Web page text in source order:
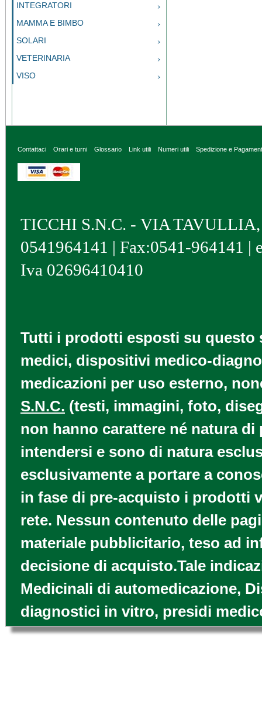
INTEGRATORI
MAMMA E BIMBO
SOLARI
VETERINARIA
VISO
Contattaci Orari e turni Glossario Link utili Numeri utili Spedizione e
TICCHI S.N.C. - VIA TAVULLIA,
0541964141 | Fax:0541-964141 |
Iva 02696410410
Tutti i prodotti esposti su questo
medici, dispositivi medico-
medicazioni per uso esterno,
S.N.C. (testi, immagini, foto,
non hanno carattere né natura
intendersi e sono di natura
esclusivamente a portare a
in fase di pre-acquisto i prodotti
rete. Nessun contenuto delle
materiale pubblicitario, teso ad
decisione di acquisto.Tale
Medicinali di automedicazione,
diagnostici in vitro, presidi